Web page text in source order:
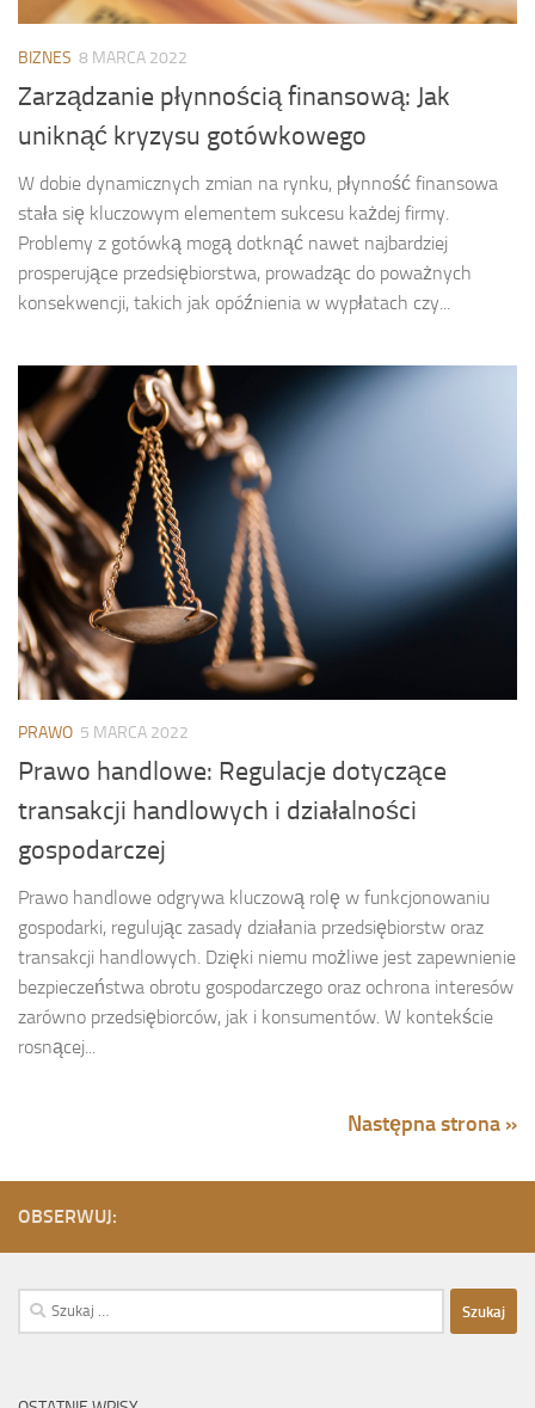
BIZNES 8 MARCA 2022
Zarządzanie płynnością finansową: Jak
uniknąć kryzysu gotówkowego
W dobie dynamicznych zmian na rynku, płynność finansowa
stała się kluczowym elementem sukcesu każdej firmy.
Problemy z gotówką mogą dotknąć nawet najbardziej
prosperujące przedsiębiorstwa, prowadząc do poważnych
konsekwencji, takich jak opóźnienia w wypłatach czy...
PRAWO 5 MARCA 2022
Prawo handlowe: Regulacje dotyczące
transakcji handlowych i działalności
gospodarczej
Prawo handlowe odgrywa kluczową rolę w funkcjonowaniu
gospodarki, regulując zasady działania przedsiębiorstw oraz
transakcji handlowych. Dzięki niemu możliwe jest zapewnienie
bezpieczeństwa obrotu gospodarczego oraz ochrona interesów
zarówno przedsiębiorców, jak i konsumentów. W kontekście
rosnącej...
Następna strona »
OBSERWUJ:
Szukaj: